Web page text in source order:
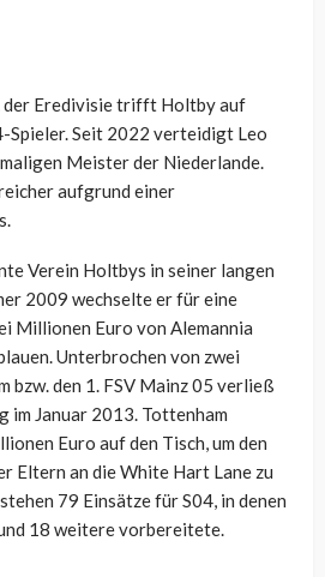
der Eredivisie trifft Holtby auf
Spieler. Seit 2022 verteidigt Leo
Meister der Niederlande.
aufgrund einer
Verein Holtbys in seiner langen
2009 wechselte er für eine
Millionen Euro von Alemannia
Unterbrochen von zwei
bzw. den 1. FSV Mainz 05 verließ
im Januar 2013. Tottenham
Euro auf den Tisch, um den
Eltern an die White Hart Lane zu
79 Einsätze für S04, in denen
18 weitere vorbereitete.